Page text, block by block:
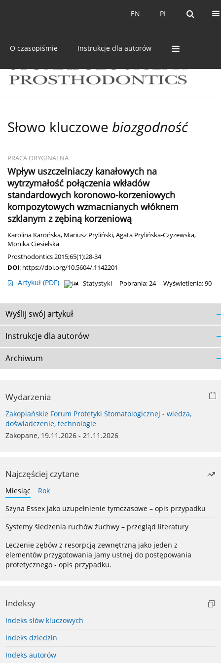
PL
EN PL
EN
O czasopiśmie Instrukcje dla autorów
Słowo kluczowe biozgodność
PRACA ORYGINALNA
Wpływ uszczelniaczy kanałowych na
wytrzymałość połączenia wkładów
standardowych koronowo-korzeniowych
kompozytowych wzmacnianych włóknem
szklanym z zębiną korzeniową
Karolina Karońska, Mariusz Pryliński,Agata Prylińska-Czyżewska,
Monika Ciesielska
Prosthodontics 2015;65(1):28-34
DOI: https://doi.org/10.5604/.1142201
Artykuł (PDF) Statystyki Pobrania: 24 Wyświetlenia: 90
Wyślij swój artykuł
Instrukcje dla autorów
Archiwum
Wydarzenia
Zakopiańskie Forum Protetyki Stomatologicznej - wiedza,
doświadczenie, technologie
Zakopane, 19.11.2026 - 21.11.2026
Najczęściej czytane
Miesiąc
Rok
Szyna Essex jako uzupełnienie tymczasowe – opis przypadku
Systemy śledzenia ruchów żuchwy – przegląd literatury
Leczenie zębów z resorpcją zewnętrzną jako jeden z
elementów przygotowania jamy ustnej do postępowania
protetycznego - opis przypadku.
Indeksy
Indeks słów kluczowych
Indeks dziedzin
Indeks autorów